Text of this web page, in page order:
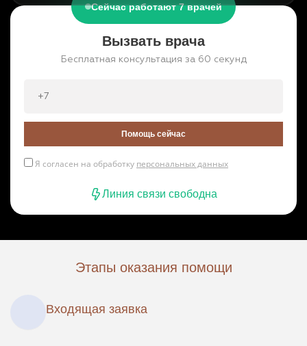
Сейчас работают 7 врачей
Вызвать врача
Бесплатная консультация за 60 секунд
Помощь сейчас
Я согласен на обработку персональных данных
Линия связи свободна
Этапы оказания помощи
Входящая заявка